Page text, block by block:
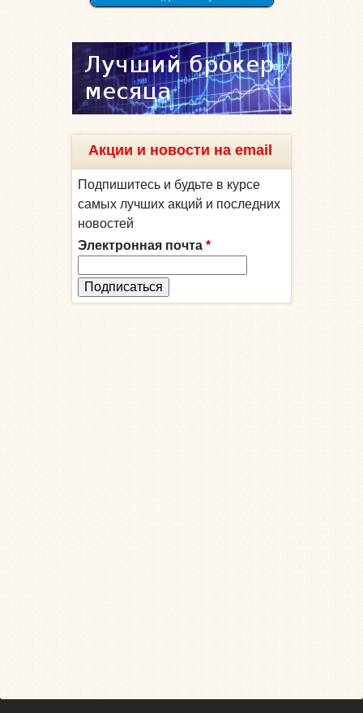
Акции и новости на email
Подпишитесь и будьте в курсе
самых лучших акций и последних
новостей
Электронная почта *